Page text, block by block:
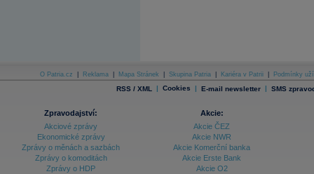
O Patria.cz Reklama Mapa Stránek Skupina Patria Kariéra v Patrii Podmínky
RSS / XML | Cookies | E-mail newsletter | SMS
Zpravodajství:
Akciové zprávy
Ekonomické zprávy
Zprávy o měnách a sazbách
Zprávy o komoditách
Zprávy o HDP
Akcie:
Akcie ČEZ
Akcie NWR
Akcie Komerční banka
Akcie Erste Bank
Akcie O2